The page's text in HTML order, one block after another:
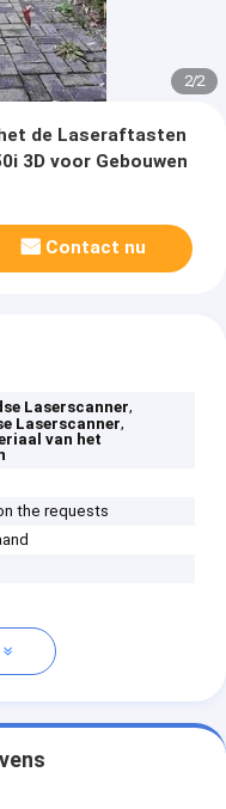
2/2
de Laseraftasten
3D voor Gebouwen
Contact nu
Laserscanner,
Laserscanner,
van het
the requests